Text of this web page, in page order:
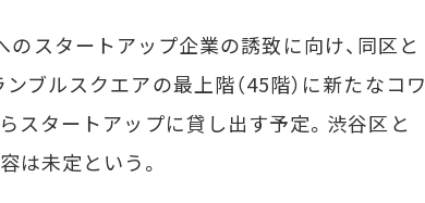
スタートアップ企業の誘致に向け、同区と
ブルスクエアの最上階（45階）に新たなコワ
スタートアップに貸し出す予定。渋谷区と
は未定という。